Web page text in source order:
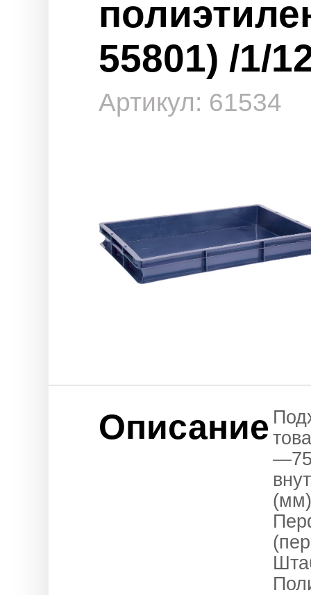
55801) /1/
Артикул: 61534
Описание
—75